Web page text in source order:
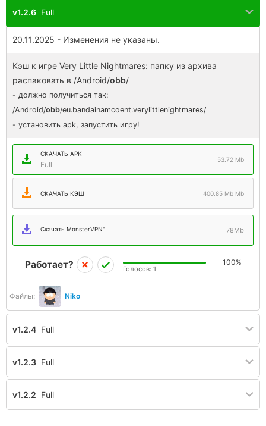
v1.2.6 Full
20.11.2025 - Изменения не указаны.
Кэш к игре Very Little Nightmares: папку из архива
распаковать в /Android/obb/
- должно получиться так:
/Android/obb/eu.bandainamcoent.verylittlenightmares/
- установить apk, запустить игру!
СКАЧАТЬ APK
Full
53.72 Mb
СКАЧАТЬ КЭШ 400.85 Mb Mb
Скачать MonsterVPN" 78Mb
Файлы: Niko
Работает? 100%
Голосов: 1
v1.2.4 Full
v1.2.3 Full
v1.2.2 Full